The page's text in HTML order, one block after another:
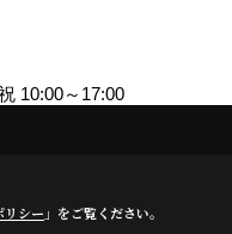
10:00～17:00
Reserved.
リシー 」をご覧ください。